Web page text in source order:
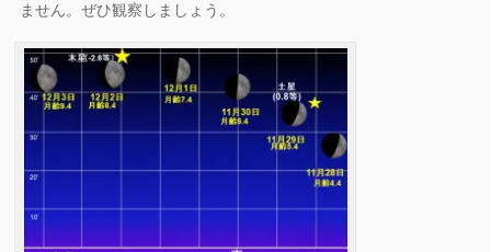
ません。ぜひ観察しましょう。